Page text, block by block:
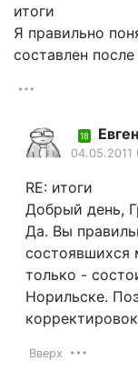
итоги
Я правильно
составлен
18
04.05.2011
RE: итоги
Добрый день,
Да. Вы
только -
Норильске.
Вверх